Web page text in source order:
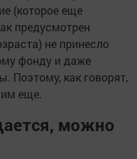
(которое еще
предусмотрен
не принесло
фонду и даже
Поэтому, как говорят,
еще.
можно